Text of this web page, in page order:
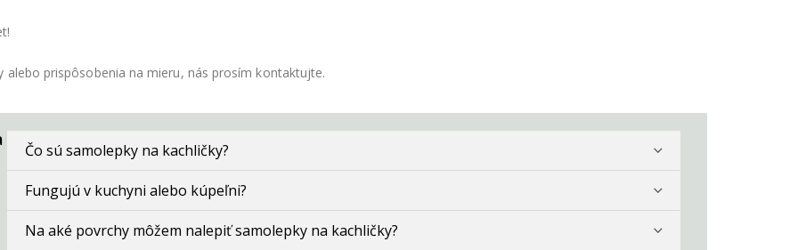
alebo prispôsobenia na mieru, nás prosím kontaktujte.
Čo sú samolepky na kachličky?
Fungujú v kuchyni alebo kúpeľni?
Na aké povrchy môžem nalepiť samolepky na kachličky?